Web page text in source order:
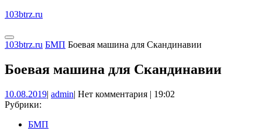
Перейти
содержимому
103btrz.ru
Кнопка
Открыть
КНОПКА
103btrz.ru БМП Боевая машина для Скандинавии
Боевая машина для Скандинавии
10.08.201910.08.2019
| adminadmin
| Нет комментария | 19:02
Рубрики:
БМП